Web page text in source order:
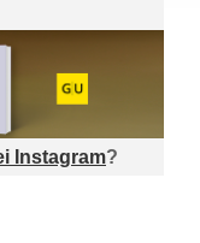
Instagram?